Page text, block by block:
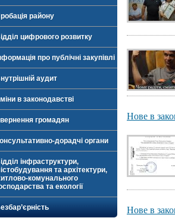
району
цифрового розвитку
про публічні закупівлі
аудит
в законодавстві
громадян
дорадчі органи
інфраструктури,
та архітектури,
комунального
та екології
Нове в
Нове в